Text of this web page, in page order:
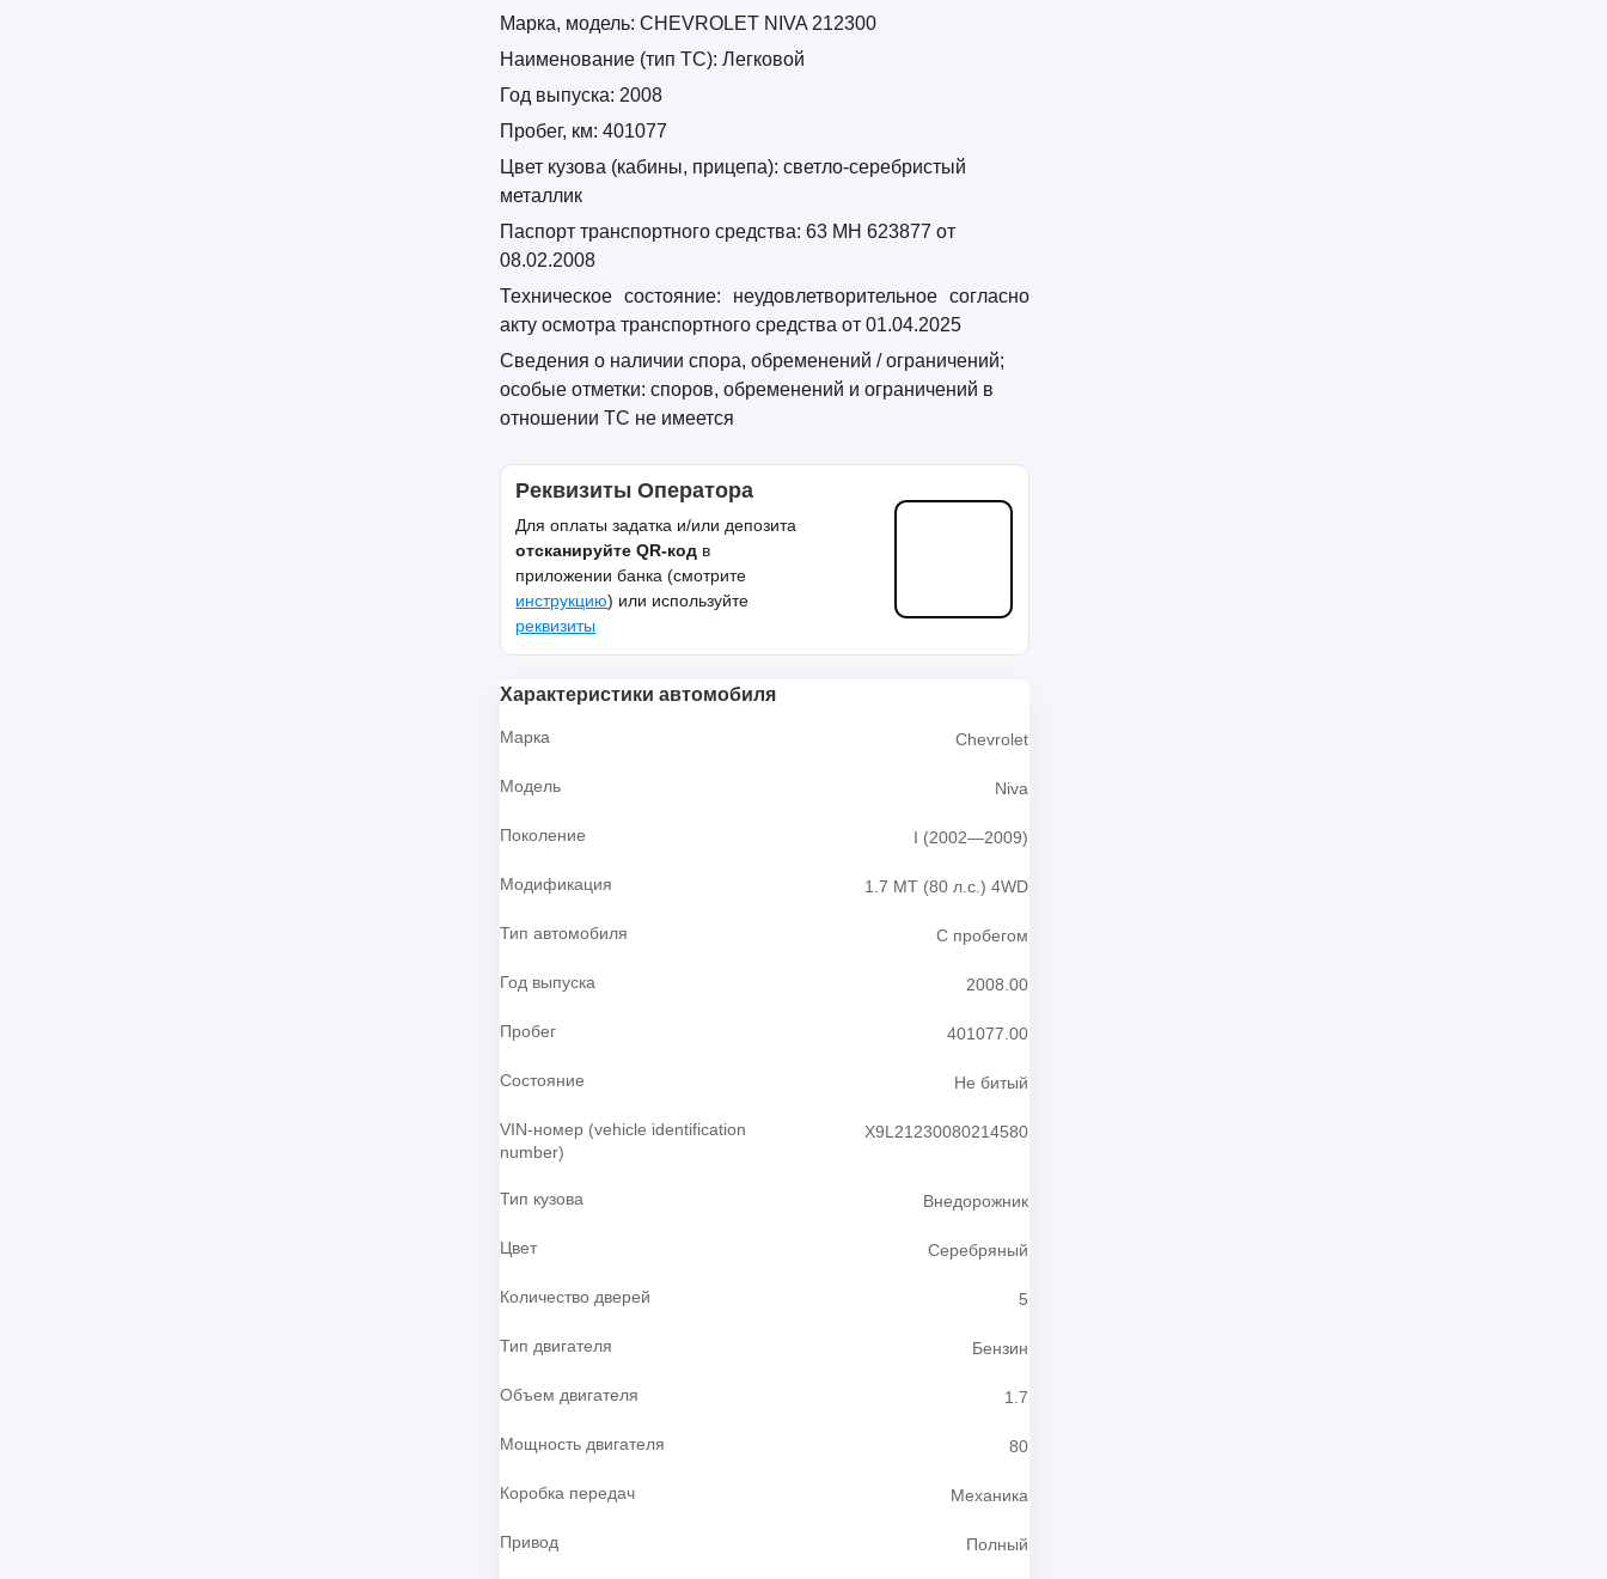
Марка, модель: CHEVROLET NIVA 212300
Наименование (тип ТС): Легковой
Год выпуска: 2008
Пробег, км: 401077
Цвет кузова (кабины, прицепа): светло-серебристый
металлик
Паспорт транспортного средства: 63 МН 623877 от
08.02.2008
Техническое состояние: неудовлетворительное согласно
акту осмотра транспортного средства от 01.04.2025
Сведения о наличии спора, обременений / ограничений;
особые отметки: споров, обременений и ограничений в
отношении ТС не имеется
Реквизиты Оператора
Для оплаты задатка и/или депозита
отсканируйте QR-код в
приложении банка (смотрите
инструкцию) или используйте
реквизиты
Характеристики автомобиля
Марка Chevrolet
Модель Niva
Поколение I (2002—2009)
Модификация 1.7 MT (80 л.с.) 4WD
Тип автомобиля С пробегом
Год выпуска 2008.00
Пробег 401077.00
Состояние Не битый
VIN-номер (vehicle identification
number)
Х9L21230080214580
Тип кузова Внедорожник
Цвет Серебряный
Количество дверей 5
Тип двигателя Бензин
Объем двигателя 1.7
Мощность двигателя 80
Коробка передач Механика
Привод Полный